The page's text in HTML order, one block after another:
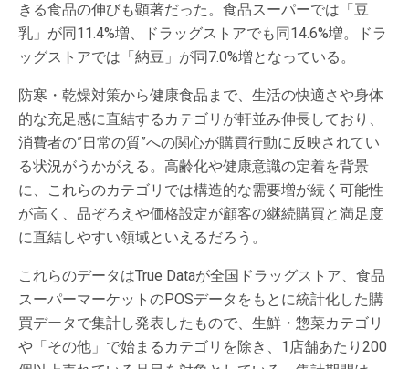
きる食品の伸びも顕著だった。食品スーパーでは「豆
乳」が同11.4%増、ドラッグストアでも同14.6%増。ドラ
ッグストアでは「納豆」が同7.0%増となっている。
防寒・乾燥対策から健康食品まで、生活の快適さや身体
的な充足感に直結するカテゴリが軒並み伸長しており、
消費者の”日常の質”への関心が購買行動に反映されてい
る状況がうかがえる。高齢化や健康意識の定着を背景
に、これらのカテゴリでは構造的な需要増が続く可能性
が高く、品ぞろえや価格設定が顧客の継続購買と満足度
に直結しやすい領域といえるだろう。
これらのデータはTrue Dataが全国ドラッグストア、食品
スーパーマーケットのPOSデータをもとに統計化した購
買データで集計し発表したもので、生鮮・惣菜カテゴリ
や「その他」で始まるカテゴリを除き、1店舗あたり200